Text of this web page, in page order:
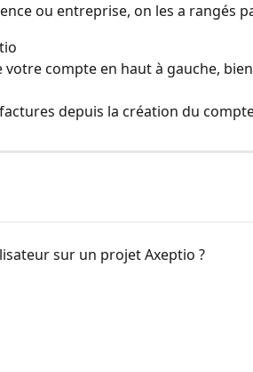
ou entreprise, on les a rangés
depuis la création du
sur un projet Axeptio ?